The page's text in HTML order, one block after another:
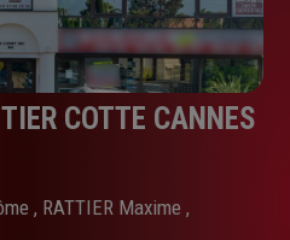
COTTE CANNES
, RATTIER Maxime ,